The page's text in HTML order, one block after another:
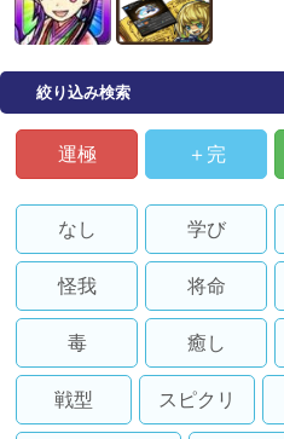
絞り込み検索
運極 ＋完
なし 学び
怪我 将命
毒 癒し
戦型 スピクリ